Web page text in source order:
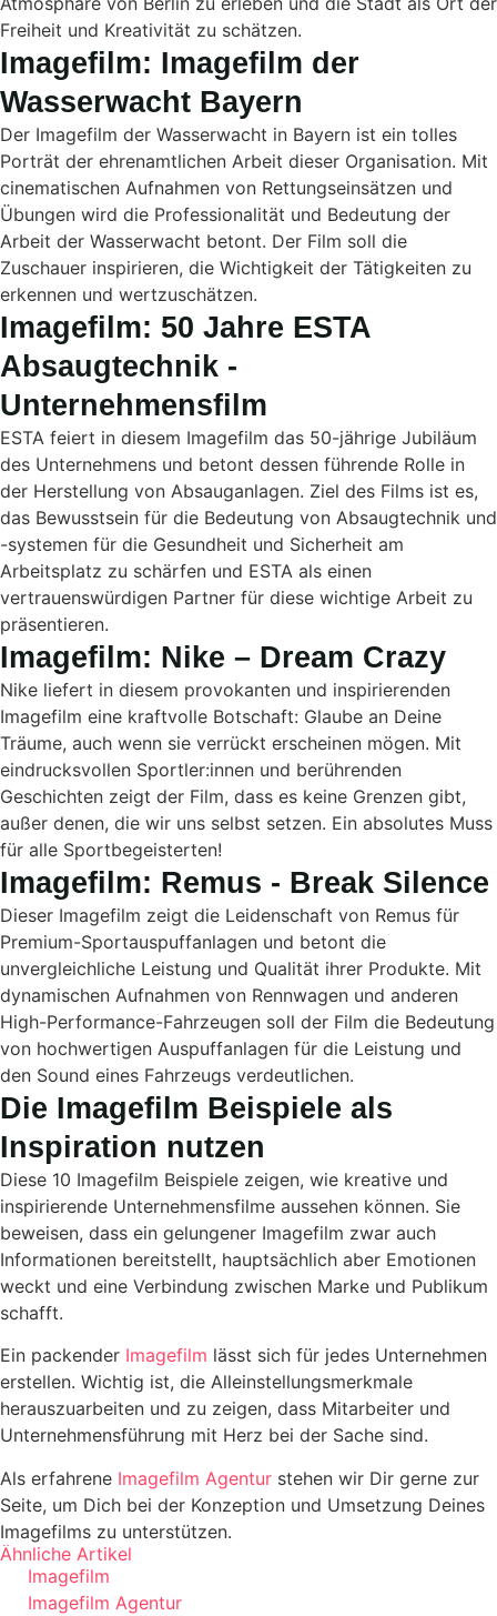
Freiheit und Kreativität zu schätzen.
Imagefilm: Imagefilm der
Wasserwacht Bayern
Der Imagefilm der Wasserwacht in Bayern ist ein tolles
Porträt der ehrenamtlichen Arbeit dieser Organisation. Mit
cinematischen Aufnahmen von Rettungseinsätzen und
Übungen wird die Professionalität und Bedeutung der
Arbeit der Wasserwacht betont. Der Film soll die
Zuschauer inspirieren, die Wichtigkeit der Tätigkeiten zu
erkennen und wertzuschätzen.
Imagefilm: 50 Jahre ESTA
Absaugtechnik -
Unternehmensfilm
ESTA feiert in diesem Imagefilm das 50-jährige Jubiläum
des Unternehmens und betont dessen führende Rolle in
der Herstellung von Absauganlagen. Ziel des Films ist es,
das Bewusstsein für die Bedeutung von Absaugtechnik und
-systemen für die Gesundheit und Sicherheit am
Arbeitsplatz zu schärfen und ESTA als einen
vertrauenswürdigen Partner für diese wichtige Arbeit zu
präsentieren.
Imagefilm: Nike – Dream Crazy
Nike liefert in diesem provokanten und inspirierenden
Imagefilm eine kraftvolle Botschaft: Glaube an Deine
Träume, auch wenn sie verrückt erscheinen mögen. Mit
eindrucksvollen Sportler:innen und berührenden
Geschichten zeigt der Film, dass es keine Grenzen gibt,
außer denen, die wir uns selbst setzen. Ein absolutes Muss
für alle Sportbegeisterten!
Imagefilm: Remus - Break Silence
Dieser Imagefilm zeigt die Leidenschaft von Remus für
Premium-Sportauspuffanlagen und betont die
unvergleichliche Leistung und Qualität ihrer Produkte. Mit
dynamischen Aufnahmen von Rennwagen und anderen
High-Performance-Fahrzeugen soll der Film die Bedeutung
von hochwertigen Auspuffanlagen für die Leistung und
den Sound eines Fahrzeugs verdeutlichen.
Die Imagefilm Beispiele als
Inspiration nutzen
Diese 10 Imagefilm Beispiele zeigen, wie kreative und
inspirierende Unternehmensfilme aussehen können. Sie
beweisen, dass ein gelungener Imagefilm zwar auch
Informationen bereitstellt, hauptsächlich aber Emotionen
weckt und eine Verbindung zwischen Marke und Publikum
schafft.
Ein packender Imagefilm lässt sich für jedes Unternehmen
erstellen. Wichtig ist, die Alleinstellungsmerkmale
herauszuarbeiten und zu zeigen, dass Mitarbeiter und
Unternehmensführung mit Herz bei der Sache sind.
Als erfahrene Imagefilm Agentur stehen wir Dir gerne zur
Seite, um Dich bei der Konzeption und Umsetzung Deines
Imagefilms zu unterstützen.
Ähnliche Artikel
Imagefilm
Imagefilm Agentur